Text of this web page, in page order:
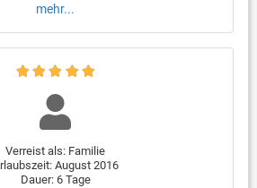
mehr...
Verreist als: Familie
August 2016
Dauer: 6 Tage